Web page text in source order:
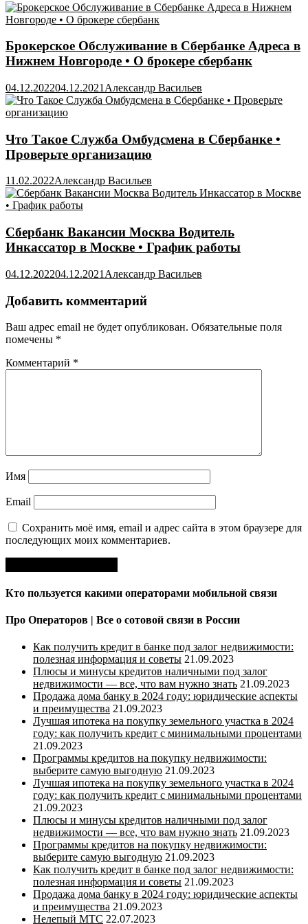
Брокерское Обслуживание в Сбербанке Адреса в
Нижнем Новгороде • О брокере сбербанк
04.12.202204.12.2021 Александр Васильев
Что Такое Служба Омбудсмена в Сбербанке •
Проверьте организацию
11.02.2022Александр Васильев
Сбербанк Вакансии Москва Водитель
Инкассатор в Москве • График работы
04.12.202204.12.2021 Александр Васильев
Добавить комментарий
Ваш адрес email не будет опубликован. Обязательные поля
помечены *
Комментарий *
Имя
Email
Сохранить моё имя, email и адрес сайта в этом браузере для
последующих моих комментариев.
Кто пользуется какими операторами мобильной связи
Про Операторов | Все о сотовой связи в России
Как получить кредит в банке под залог недвижимости:
полезная информация и советы 21.09.2023
Плюсы и минусы кредитов наличными под залог
недвижимости — все, что вам нужно знать 21.09.2023
Продажа дома банку в 2024 году: юридические аспекты
и преимущества 21.09.2023
Лучшая ипотека на покупку земельного участка в 2024
году: как получить кредит с минимальными процентами
21.09.2023
Программы кредитов на покупку недвижимости:
выберите самую выгодную 21.09.2023
Лучшая ипотека на покупку земельного участка в 2024
году: как получить кредит с минимальными процентами
21.09.2023
Плюсы и минусы кредитов наличными под залог
недвижимости — все, что вам нужно знать 21.09.2023
Программы кредитов на покупку недвижимости:
выберите самую выгодную 21.09.2023
Как получить кредит в банке под залог недвижимости:
полезная информация и советы 21.09.2023
Продажа дома банку в 2024 году: юридические аспекты
и преимущества 21.09.2023
Нелепый МТС 22.07.2023